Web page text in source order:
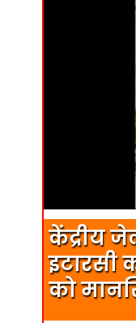
केंद्रीय
इटारसी
को